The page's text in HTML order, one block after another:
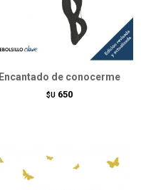
Encantado de conocerme
$U 650